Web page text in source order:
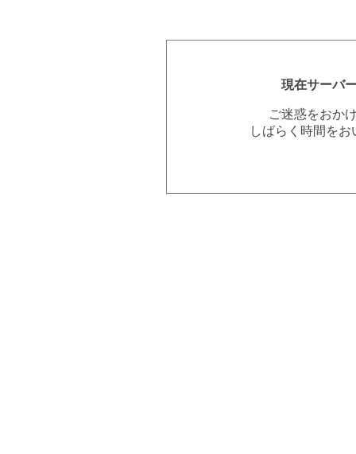
現在サーバ
ご迷惑をおか
しばらく時間を